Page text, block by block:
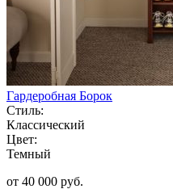
Гардеробная Борок
Стиль:
Классический
Цвет:
Темный
от 40 000 руб.